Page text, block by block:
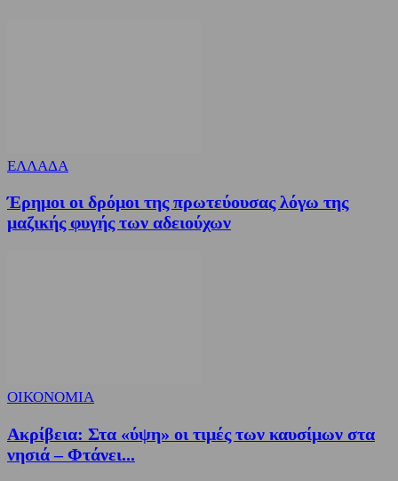
ΕΛΛΑΔΑ
Έρημοι οι δρόμοι της πρωτεύουσας λόγω της
μαζικής φυγής των αδειούχων
ΟΙΚΟΝΟΜΙΑ
Ακρίβεια: Στα «ύψη» οι τιμές των καυσίμων στα
νησιά – Φτάνει...